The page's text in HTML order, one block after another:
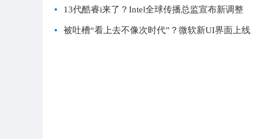
13代酷睿i来了？Intel全球传播总监宣布新调整
被吐槽“看上去不像次时代”？微软新UI界面上线